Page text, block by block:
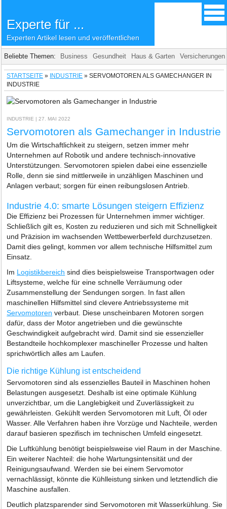
Experte für ...
Experten Artikel lesen und veröffentlichen
Beliebte Themen: Business Gesundheit Haus & Garten Versicherungen
STARTSEITE » INDUSTRIE »SERVOMOTOREN ALS GAMECHANGER IN
INDUSTRIE
INDUSTRIE | 27. MAI 2022
Servomotoren als Gamechanger in Industrie
Um die Wirtschaftlichkeit zu steigern, setzen immer mehr
Unternehmen auf Robotik und andere technisch-innovative
Unterstützungen. Servomotoren spielen dabei eine essenzielle
Rolle, denn sie sind mittlerweile in unzähligen Maschinen und
Anlagen verbaut; sorgen für einen reibungslosen Antrieb.
Industrie 4.0: smarte Lösungen steigern Effizienz
Die Effizienz bei Prozessen für Unternehmen immer wichtiger.
Schließlich gilt es, Kosten zu reduzieren und sich mit Schnelligkeit
und Präzision im wachsenden Wettbewerberfeld durchzusetzen.
Damit dies gelingt, kommen vor allem technische Hilfsmittel zum
Einsatz.
Im Logistikbereich sind dies beispielsweise Transportwagen oder
Liftsysteme, welche für eine schnelle Verräumung oder
Zusammenstellung der Sendungen sorgen. In fast allen
maschinellen Hilfsmittel sind clevere Antriebssysteme mit
Servomotoren verbaut. Diese unscheinbaren Motoren sorgen
dafür, dass der Motor angetrieben und die gewünschte
Geschwindigkeit aufgebracht wird. Damit sind sie essenzieller
Bestandteile hochkomplexer maschineller Prozesse und halten
sprichwörtlich alles am Laufen.
Die richtige Kühlung ist entscheidend
Servomotoren sind als essenzielles Bauteil in Maschinen hohen
Belastungen ausgesetzt. Deshalb ist eine optimale Kühlung
unverzichtbar, um die Langlebigkeit und Zuverlässigkeit zu
gewährleisten. Gekühlt werden Servomotoren mit Luft, Öl oder
Wasser. Alle Verfahren haben ihre Vorzüge und Nachteile, werden
darauf basieren spezifisch im technischen Umfeld eingesetzt.
Die Luftkühlung benötigt beispielsweise viel Raum in der Maschine.
Ein weiterer Nachteil: die hohe Wartungsintensität und der
Reinigungsaufwand. Werden sie bei einem Servomotor
vernachlässigt, könnte die Kühlleistung sinken und letztendlich die
Maschine ausfallen.
Deutlich platzsparender sind Servomotoren mit Wasserkühlung. Sie